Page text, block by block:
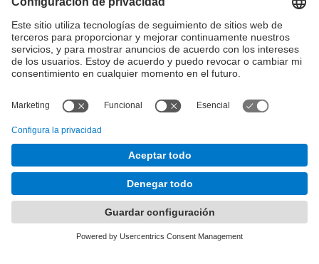
Formulario de contacto
Lista Redes Sociales
Desarrollado con